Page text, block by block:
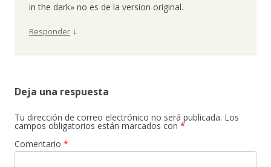
in the dark» no es de la version original.
Responder ↓
Deja una respuesta
Tu dirección de correo electrónico no será publicada. Los
campos obligatorios están marcados con *
Comentario *